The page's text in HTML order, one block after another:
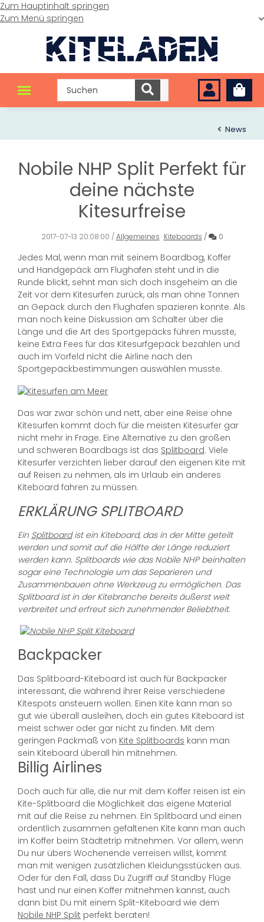
Zum Hauptinhalt springen
Zum Menü springen
News
Nobile NHP Split Perfekt für
deine nächste
Kitesurfreise
2017-07-13 20:08:00 /Allgemeines Kiteboards / Kommentare
0
Jedes Mal, wenn man mit seinem Boardbag, Koffer
und Handgepäck am Flughafen steht und in die
Runde blickt, sehnt man sich doch insgeheim an die
Zeit vor dem Kitesurfen zurück, als man ohne Tonnen
an Gepäck durch den Flughafen spazieren konnte. Als
man noch keine Diskussion am Schalter über die
Länge und die Art des Sportgepäcks führen musste,
keine Extra Fees für das Kitesurfgepäck bezahlen und
auch im Vorfeld nicht die Airline nach den
Sportgepäckbestimmungen auswählen musste.
Das war zwar schön und nett, aber eine Reise ohne
Kitesurfen kommt doch für die meisten Kitesurfer gar
nicht mehr in Frage. Eine Alternative zu den großen
und schweren Boardbags ist das Splitboard. Viele
Kitesurfer verzichten lieber darauf den eigenen Kite mit
auf Reisen zu nehmen, als im Urlaub ein anderes
Kiteboard fahren zu müssen.
ERKLÄRUNG SPLITBOARD
Ein Splitboardist ein Kiteboard, das in der Mitte geteilt
werden und somit auf die Hälfte der Länge reduziert
werden kann. Splitboards wie das Nobile NHP beinhalten
sogar eine Technologie um das Separieren und
Zusammenbauen ohne Werkzeug zu ermöglichen. Das
Splitboard ist in der Kitebranche bereits äußerst weit
verbreitet und erfreut sich zunehmender Beliebtheit.
Backpacker
Das Splitboard-Kiteboard ist auch für Backpacker
interessant, die während ihrer Reise verschiedene
Kitespots ansteuern wollen. Einen Kite kann man so
gut wie überall ausleihen, doch ein gutes Kiteboard ist
meist schwer oder gar nicht zu finden. Mit dem
geringen Packmaß von Kite Splitboards kann man
sein Kiteboard überall hin mitnehmen.
Billig Airlines
Doch auch für alle, die nur mit dem Koffer reisen ist ein
Kite-Splitboard die Möglichkeit das eigene Material
mit auf die Reise zu nehmen. Ein Splitboard und einen
ordentlich zusammen gefaltenen Kite kann man auch
im Koffer beim Städtetrip mitnehmen. Vor allem, wenn
Du nur übers Wochenende verreisen willst, kommt
man mit wenigen zusätzlichen Kleidungsstücken aus.
Oder für den Fall, dass Du Zugriff auf Standby Flüge
hast und nur einen Koffer mitnehmen kannst, auch
dann bist Du mit einem Split-Kiteboard wie dem
Nobile NHP Split perfekt beraten!